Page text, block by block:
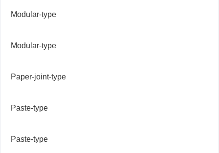
Modular-type
Modular-type
Paper-joint-type
Paste-type
Paste-type